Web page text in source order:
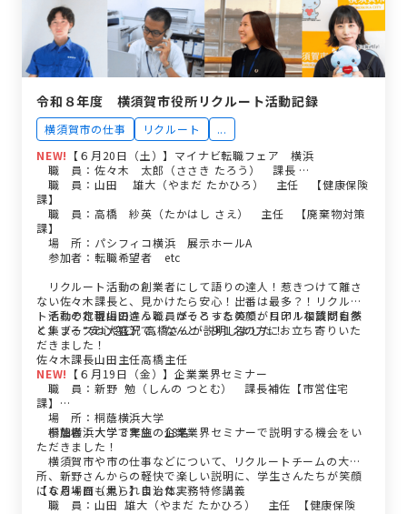
令和８年度 横須賀市役所リクルート活動記録
横須賀市の仕事 リクルート
...
NEW! 【６月20日（土）】マイナビ転職フェア 横浜
職 員：佐々木 太郎（ささき たろう） 課長 …
職 員：山田 雄大（やまだ たかひろ） 主任 【健康保険
課】
職 員：高橋 紗英（たかはし さえ） 主任 【廃棄物対策
課】
場 所：パシフィコ横浜 展示ホールA
参加者：転職希望者 etc
リクルート活動の創業者にして語りの達人！惹きつけて離さ
ない佐々木課長と、見かけたら安心！出番は最多？！リクルー
ト活動の定番山田さんと、ほっとする笑顔が目印！相談が自然
と集まる“安心窓口” 高橋さんが説明しました！
それぞれ現場の違う職員がそろったので、リアルな質問も多
く、ブースは大盛況で、なんと…９１名の方にお立ち寄りいた
だきました！
佐々木課長山田主任高橋主任
NEW! 【６月19日（金）】企業業界セミナー
職 員：新野 勉（しんの つとむ） 課長補佐【市営住宅
課】
場 所：桐蔭横浜大学
参加者：大学３年生 18名
桐蔭横浜大学で実施の企業業界セミナーで説明する機会をい
ただきました！
横須賀市や市の仕事などについて、リクルートチームの大御
所、新野さんからの軽快で楽しい説明に、学生さんたちが笑顔
になる場面も見られました。
【６月４日（木）】自治体実務特修講義
職 員：山田 雄大（やまだ たかひろ） 主任 【健康保険